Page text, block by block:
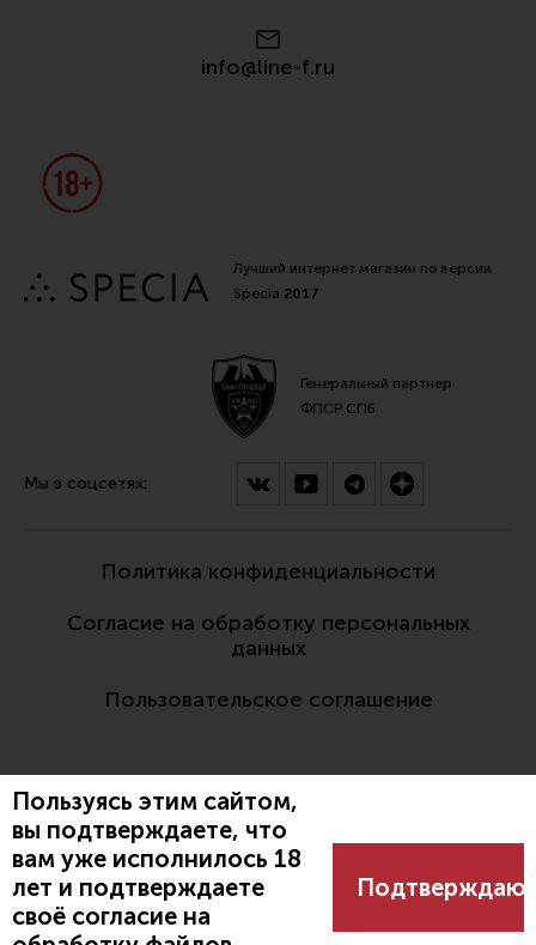
Пользуясь этим сайтом,
вы подтверждаете, что
вам уже исполнилось 18
лет и подтверждаете
своё согласие на
Подтверждаю
info@line-f.ru
Лучший интернет магазин по версии
Specia 2017
Генеральный партнер
ФПСР СПБ
Мы в соцсетях:
Политика конфиденциальности
Согласие на обработку персональных
данных
Пользовательское соглашение
Разработано: